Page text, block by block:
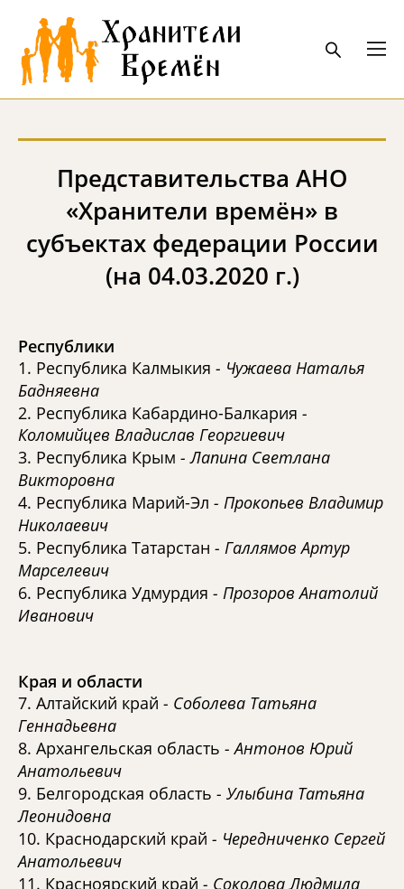
Представительства АНО
«Хранители времён» в
субъектах федерации России
(на 04.03.2020 г.)
Республики
1. Республика Калмыкия - Чужаева Наталья
Бадняевна
2. Республика Кабардино-Балкария -
Коломийцев Владислав Георгиевич
3. Республика Крым - Лапина Светлана
Викторовна
4. Республика Марий-Эл - Прокопьев Владимир
Николаевич
5. Республика Татарстан - Галлямов Артур
Марселевич
6. Республика Удмурдия - Прозоров Анатолий
Иванович
Края и области
7. Алтайский край - Соболева Татьяна
Геннадьевна
8. Архангельская область - Антонов Юрий
Анатольевич
9. Белгородская область - Улыбина Татьяна
Леонидовна
10. Краснодарский край - Чередниченко Сергей
Анатольевич
11. Красноярский край - Соколова Людмила